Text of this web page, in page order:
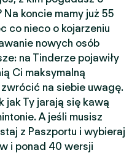
koncie mamy już 55
co nieco o kojarzeniu
nowych osób
na Tinderze pojawiły
Ci maksymalną
na siebie uwagę.
jak Ty jarają się kawą
A jeśli musisz
z Paszportu i wybieraj
i ponad 40 wersji